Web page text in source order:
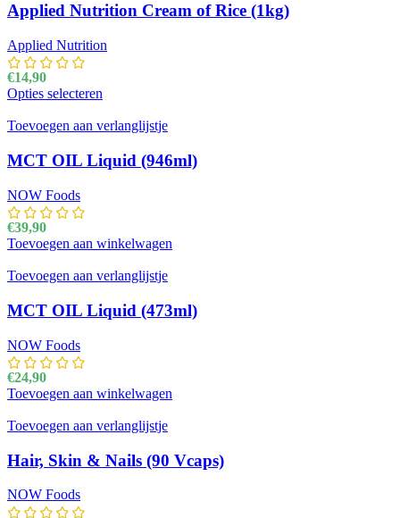
Applied Nutrition Cream of Rice (1kg)
Applied Nutrition
€14,90
Opties selecteren
Toevoegen aan verlanglijstje
MCT OIL Liquid (946ml)
NOW Foods
€39,90
Toevoegen aan winkelwagen
Toevoegen aan verlanglijstje
MCT OIL Liquid (473ml)
NOW Foods
€24,90
Toevoegen aan winkelwagen
Toevoegen aan verlanglijstje
Hair, Skin & Nails (90 Vcaps)
NOW Foods